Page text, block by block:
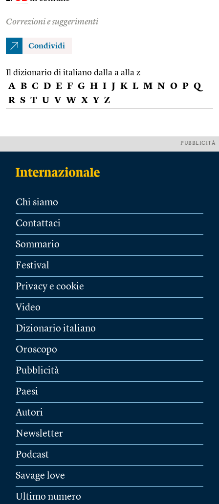
Correzioni e suggerimenti
Condividi
Il dizionario di italiano dalla a alla z
A B C D E F G H I J K L M N O P Q
R S T U V W X Y Z
PUBBLICITÀ
Chi siamo
Contattaci
Sommario
Festival
Privacy e cookie
Video
Dizionario italiano
Oroscopo
Pubblicità
Paesi
Autori
Newsletter
Podcast
Savage love
Ultimo numero